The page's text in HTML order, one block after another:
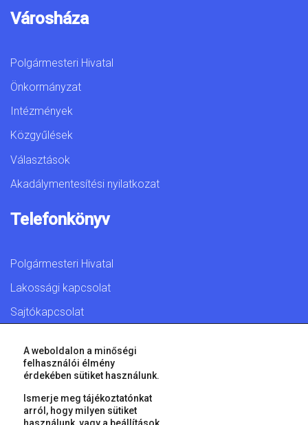
Városháza
Polgármesteri Hivatal
Önkormányzat
Intézmények
Közgyűlések
Választások
Akadálymentesítési nyilatkozat
Telefonkönyv
Polgármesteri Hivatal
Lakossági kapcsolat
Sajtókapcsolat
© 2026 Győr Megyei Jogú Város • Minden jog fenntartva!
A weboldalon a minőségi
felhasználói élmény
érdekében sütiket használunk.
Ismerje meg tájékoztatónkat
arról, hogy milyen sütiket